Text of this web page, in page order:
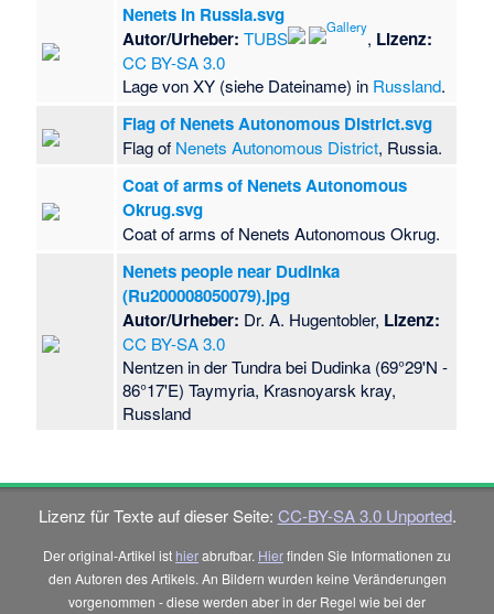
Nenets in Russia.svg
Autor/Urheber: TUBS , Lizenz:
CC BY-SA 3.0
Lage von XY (siehe Dateiname) in Russland.
Flag of Nenets Autonomous District.svg
Flag of Nenets Autonomous District, Russia.
Coat of arms of Nenets Autonomous
Okrug.svg
Coat of arms of Nenets Autonomous Okrug.
Nenets people near Dudinka
(Ru200008050079).jpg
Autor/Urheber: Dr. A. Hugentobler, Lizenz:
CC BY-SA 3.0
Nentzen in der Tundra bei Dudinka (69°29'N -
86°17'E) Taymyria, Krasnoyarsk kray,
Russland
Lizenz für Texte auf dieser Seite: CC-BY-SA 3.0 Unported.
Der original-Artikel ist hierabrufbar. Hierfinden Sie Informationen zu
den Autoren des Artikels. An Bildern wurden keine Veränderungen
vorgenommen - diese werden aber in der Regel wie bei der